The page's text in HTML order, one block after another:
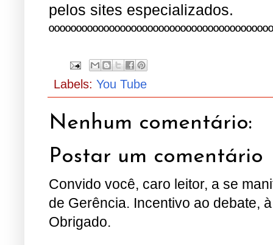
pelos sites especializados.
Labels: You Tube
Nenhum comentário:
Postar um comentário
Convido você, caro leitor, a se
de Gerência. Incentivo ao debate,
Obrigado.